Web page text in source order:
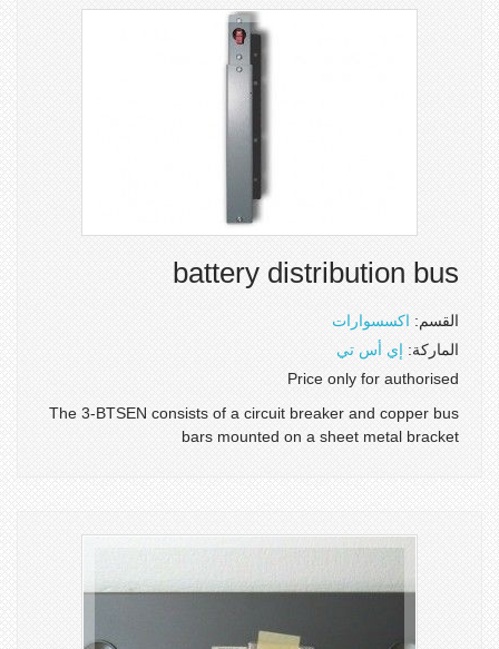
battery distribution bus
القسم: اكسسوارات
الماركة: إي أس تي
Price only for authorised
The 3-BTSEN consists of a circuit breaker and copper bus
bars mounted on a sheet metal bracket